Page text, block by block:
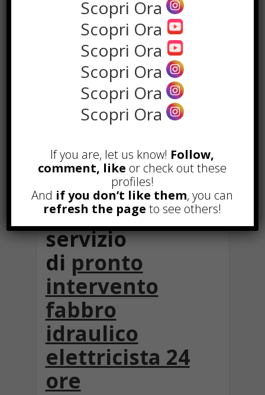
Quando chiamare
un elettricista
Se noti interruzioni di corrente
frequenti, odori di bruciato o
sfarfallio delle luci, contatta subito
un tecnico per una diagnosi
intervento.
Come scegliere
un buon
servizio
di pronto
intervento
fabbro
idraulico
elettricista 24
ore
Scopri Ora
Scopri Ora
Scopri Ora
Scopri Ora
Scopri Ora
Scopri Ora
If you are, let us know! Follow,
comment, like or check out these
profiles!
And if you don’t like them, you can
refresh the page to see others!